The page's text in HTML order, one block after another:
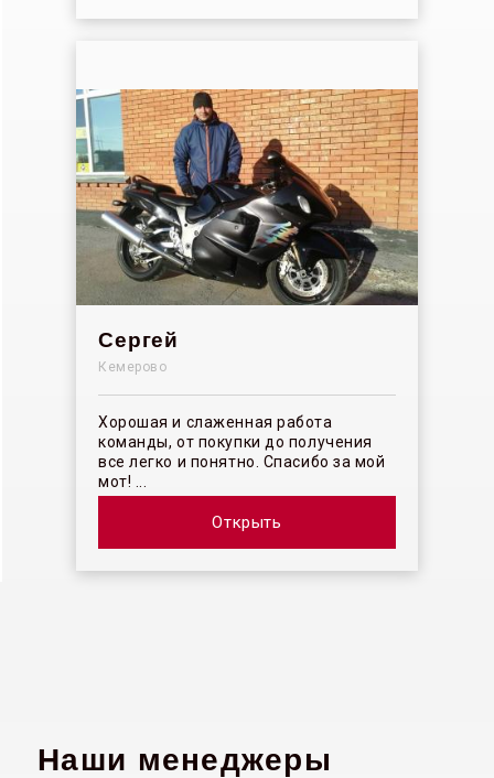
Сергей
Кемерово
Хорошая и слаженная работа
команды, от покупки до получения
все легко и понятно. Спасибо за мой
мот! ...
Открыть
Наши менеджеры